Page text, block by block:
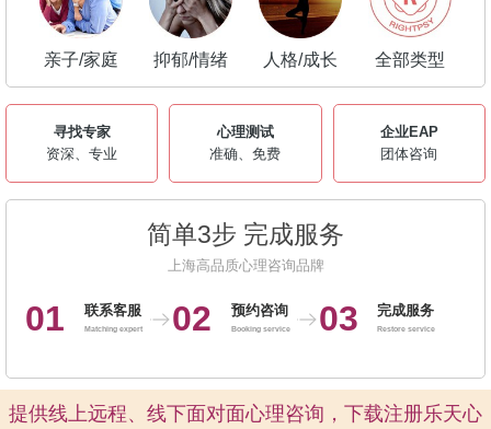
亲子/家庭 抑郁/情绪 人格/成长 全部类型
寻找专家
资深、专业
心理测试
准确、免费
企业EAP
团体咨询
简单3步 完成服务
上海高品质心理咨询品牌
01 联系客服
Matching expert 02 预约咨询
Booking service 03 完成服务
Restore service
提供线上远程、线下面对面心理咨询，下载注册乐天心